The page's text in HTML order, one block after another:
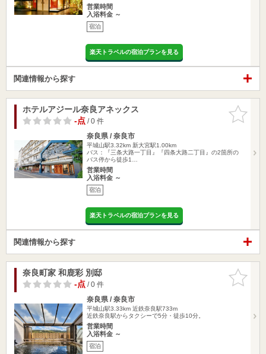
営業時間
入浴料金 ～
宿泊
楽天トラベルの宿泊プランを見る
関連情報から探す
お気に入
りに追加
ホテルアジール奈良アネックス
-点/ 0 件
奈良県 / 奈良市
平城山駅3.32km 新大宮駅1.00km
バス：『三条大路一丁目』『四条大路二丁目』の2箇所の
バス停から徒歩1…
営業時間
入浴料金 ～
宿泊
楽天トラベルの宿泊プランを見る
関連情報から探す
お気に入
りに追加
奈良町家 和鹿彩 別邸
-点/ 0 件
奈良県 / 奈良市
平城山駅3.33km 近鉄奈良駅733m
近鉄奈良駅からタクシーで5分・徒歩10分。
営業時間
入浴料金 ～
宿泊